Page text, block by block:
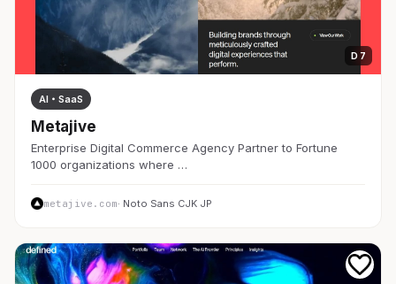
D 7
AI・SaaS
Metajive
Enterprise Digital Commerce Agency Partner to Fortune
1000 organizations where …
metajive.com· Noto Sans CJK JP